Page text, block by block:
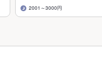
2001～3000円